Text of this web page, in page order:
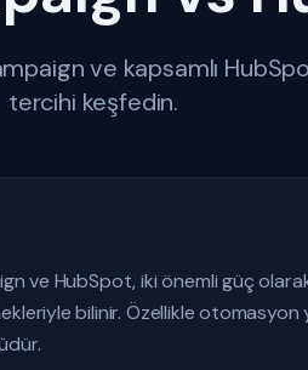
ve kapsamlı
tercihi keşfedin.
ve HubSpot, iki önemli güç olarak
bilinir. Özellikle otomasyon